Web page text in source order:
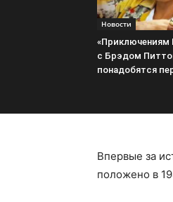
Новости
«Приключениям
с Брэдом
понадобятся
Впервые за
положено в